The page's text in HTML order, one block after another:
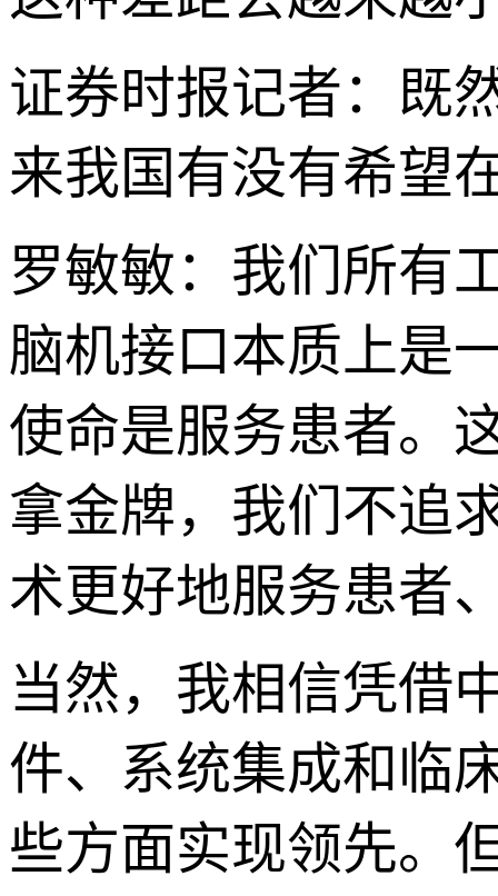
证券时报记者：既
来我国有没有希望
罗敏敏：我们所有
脑机接口本质上是
使命是服务患者。
拿金牌，我们不追
术更好地服务患者
当然，我相信凭借
件、系统集成和临
些方面实现领先。